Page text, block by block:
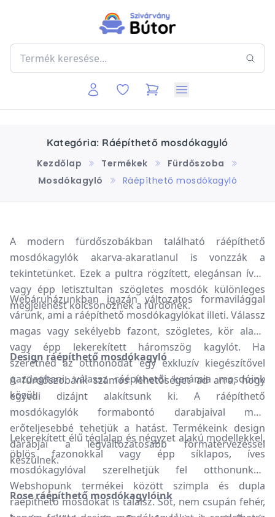
Kategória: Ráépíthető mosdókagyló
Kezdőlap
Termékek
Fürdőszoba
Mosdókagyló
Ráépíthető mosdókagyló
A modern fürdőszobákban található ráépíthető
mosdókagylók akarva-akaratlanul is vonzzák a
tekintetünket. Ezek a pultra rögzített, elegánsan ívelt
vagy épp letisztultan szögletes mosdók különleges
megjelenést kölcsönöznek a fürdőnek.
Webáruházunkban igazán változatos formavilággal
várunk, ami a ráépíthető mosdókagylókat illeti. Válassz
magas vagy sekélyebb fazont, szögletes, kör alakú
vagy épp lekerekített háromszög kagylót. Ha
szeretnéd az otthonodat egy exkluzív kiegészítővel
gazdagítani, válassz ráépíthetői kerámia mosdóink
közül.
Design ráépíthető mosdókagyló
A fürdőszobánk számos lehetőséget ad arra, hogy
egyedi dizájnt alakítsunk ki. A ráépíthető
mosdókagylók formabontó darabjaival még
erőteljesebbé tehetjük a hatást. Termékeink design
darabjai a legváltozatosabb formatervezéssel
készülnek.
Lekerekített élű téglalap és négyzet alakú modellekkel,
öblös fazonokkal vagy épp síklapos, íves
mosdókagylóval szerelhetjük fel otthonunkat.
Webshopunk termékei között szimpla és dupla
ráépíthető mosdókat is találsz. Sőt, nem csupán fehér,
Rose ráépíthető mosdókagylóink